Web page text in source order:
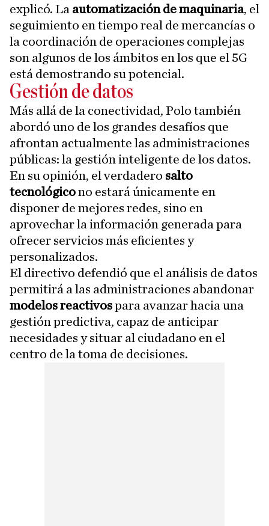
explicó. La automatización de maquinaria, el
seguimiento en tiempo real de mercancías o
la coordinación de operaciones complejas
son algunos de los ámbitos en los que el 5G
está demostrando su potencial.
Gestión de datos
Más allá de la conectividad, Polo también
abordó uno de los grandes desafíos que
afrontan actualmente las administraciones
públicas: la gestión inteligente de los datos.
En su opinión, el verdadero salto
tecnológicono estará únicamente en
disponer de mejores redes, sino en
aprovechar la información generada para
ofrecer servicios más eficientes y
personalizados.
El directivo defendió que el análisis de datos
permitirá a las administraciones abandonar
modelosreactivospara avanzar hacia una
gestión predictiva, capaz de anticipar
necesidades y situar al ciudadano en el
centro de la toma de decisiones.